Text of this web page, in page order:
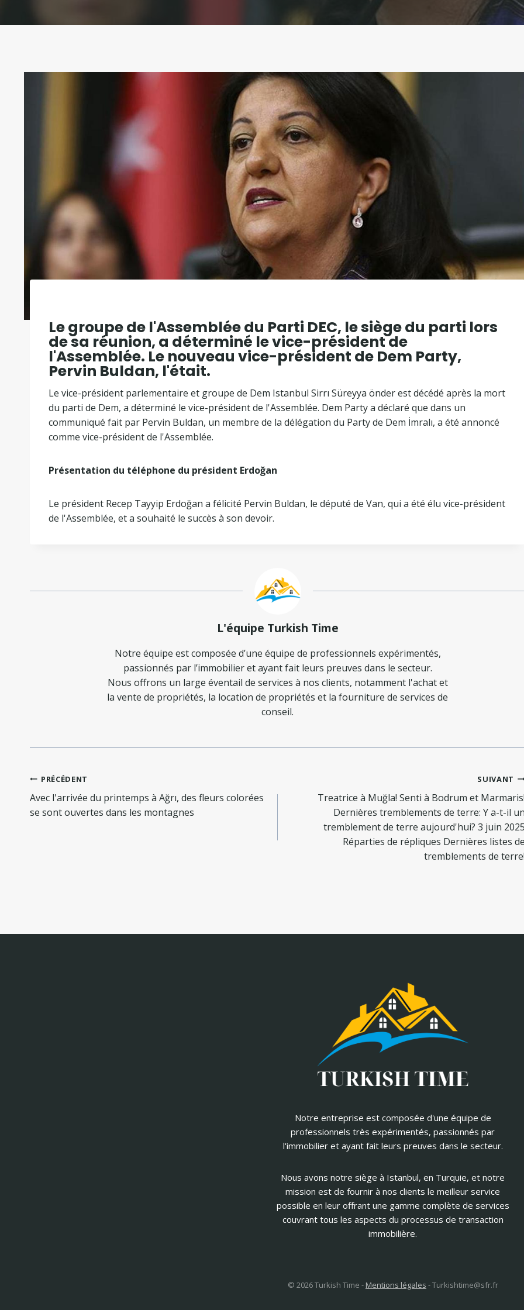
Le groupe de l'Assemblée du Parti DEC, le siège du parti lors
de sa réunion, a déterminé le vice-président de
l'Assemblée. Le nouveau vice-président de Dem Party,
Pervin Buldan, l'était.
Le vice-président parlementaire et groupe de Dem Istanbul Sirrı Süreyya önder est décédé après la mort
du parti de Dem, a déterminé le vice-président de l'Assemblée. Dem Party a déclaré que dans un
communiqué fait par Pervin Buldan, un membre de la délégation du Party de Dem İmralı, a été annoncé
comme vice-président de l'Assemblée.
Présentation du téléphone du président Erdoğan
Le président Recep Tayyip Erdoğan a félicité Pervin Buldan, le député de Van, qui a été élu vice-président
de l'Assemblée, et a souhaité le succès à son devoir.
L'équipe Turkish Time
Notre équipe est composée d’une équipe de professionnels expérimentés,
passionnés par l’immobilier et ayant fait leurs preuves dans le secteur.
Nous offrons un large éventail de services à nos clients, notamment l'achat et
la vente de propriétés, la location de propriétés et la fourniture de services de
conseil.
Navigation
de
l’article
PRÉCÉDENT
Avec l'arrivée du printemps à Ağrı, des fleurs colorées
se sont ouvertes dans les montagnes
SUIVANT
Treatrice à Muğla! Senti à Bodrum et Marmaris!
Dernières tremblements de terre: Y a-t-il un
tremblement de terre aujourd'hui? 3 juin 2025
Réparties de répliques Dernières listes de
tremblements de terre!
Notre entreprise est composée d'une équipe de
professionnels très expérimentés, passionnés par
l'immobilier et ayant fait leurs preuves dans le secteur.
Nous avons notre siège à Istanbul, en Turquie, et notre
mission est de fournir à nos clients le meilleur service
possible en leur offrant une gamme complète de services
couvrant tous les aspects du processus de transaction
immobilière.
© 2026 Turkish Time - Mentions légales -Turkishtime@sfr.fr